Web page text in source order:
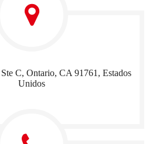
C, Ontario, CA 91761, Estados
Unidos